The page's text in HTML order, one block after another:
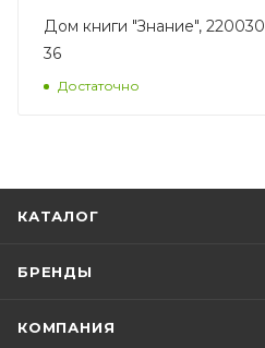
Дом книги "Знание",
36
Достаточно
КАТАЛОГ
БРЕНДЫ
КОМПАНИЯ